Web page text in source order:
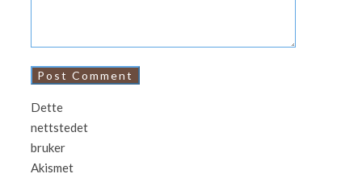
Dette
nettstedet
bruker
Akismet